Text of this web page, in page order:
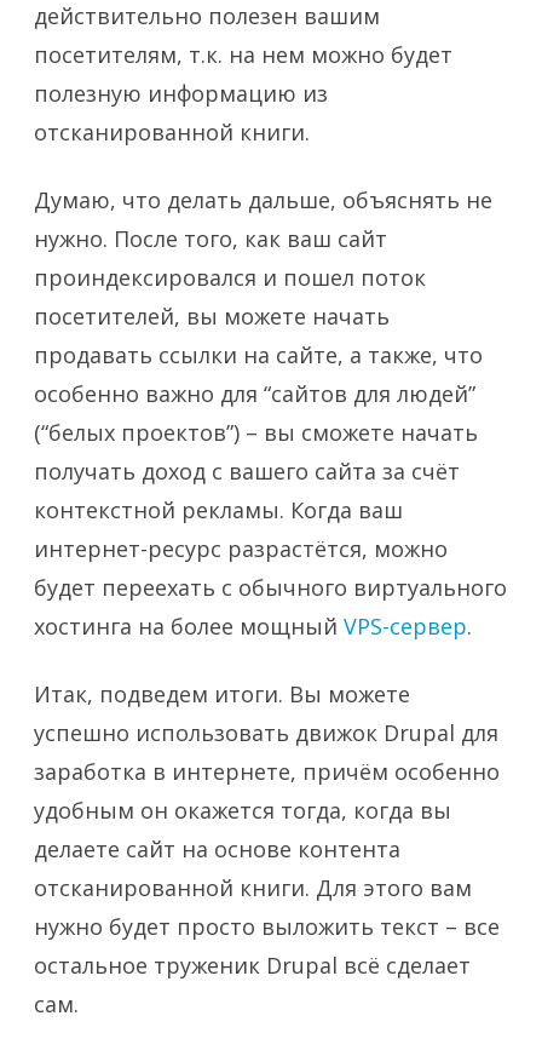
действительно полезен вашим
посетителям, т.к. на нем можно будет
полезную информацию из
отсканированной книги.
Думаю, что делать дальше, объяснять не
нужно. После того, как ваш сайт
проиндексировался и пошел поток
посетителей, вы можете начать
продавать ссылки на сайте, а также, что
особенно важно для “сайтов для людей”
(“белых проектов”) – вы сможете начать
получать доход с вашего сайта за счёт
контекстной рекламы. Когда ваш
интернет-ресурс разрастётся, можно
будет переехать с обычного виртуального
хостинга на более мощный VPS-сервер.
Итак, подведем итоги. Вы можете
успешно использовать движок Drupal для
заработка в интернете, причём особенно
удобным он окажется тогда, когда вы
делаете сайт на основе контента
отсканированной книги. Для этого вам
нужно будет просто выложить текст – все
остальное труженик Drupal всё сделает
сам.